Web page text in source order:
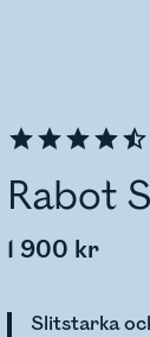
Rabot
1 900 kr
Slitstarka